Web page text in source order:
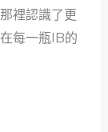
裡認識了更
每一瓶IB的